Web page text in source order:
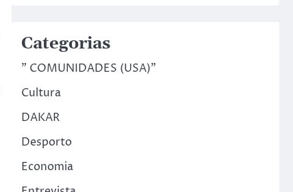
Categorias
" COMUNIDADES (USA)"
Cultura
DAKAR
Desporto
Economia